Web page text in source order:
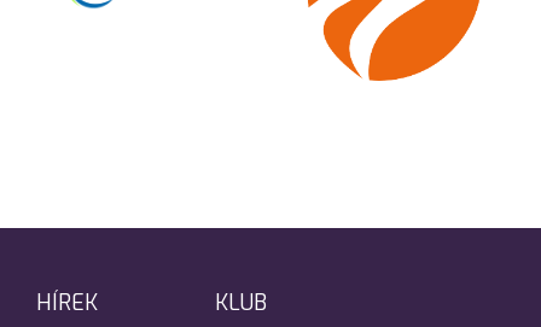
HÍREK KLUB